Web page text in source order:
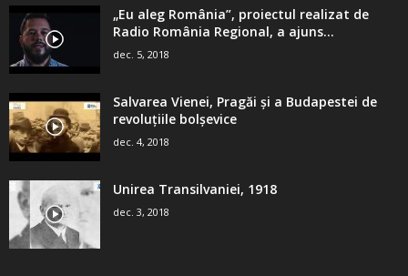
„Eu aleg România”, proiectul realizat de
Radio România Regional, a ajuns...
dec. 5, 2018
Salvarea Vienei, Pragăi şi a Budapestei de
revoluţiile bolşevice
dec. 4, 2018
Unirea Transilvaniei, 1918
dec. 3, 2018